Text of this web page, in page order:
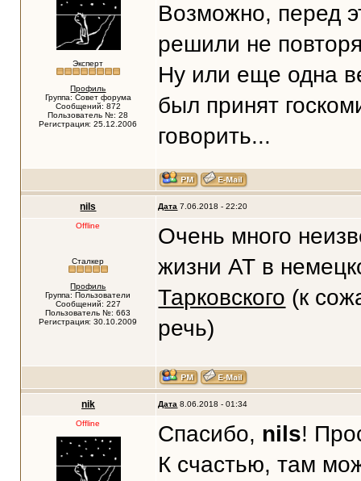
Эксперт
Профиль
Группа: Совет форума
Сообщений: 872
Пользователь №: 28
Регистрация: 25.12.2006
Возможно, перед
решили не
Ну или еще одна
был принят
говорить...
nils Дата 7.06.2018 - 22:20
Offline
Сталкер
Профиль
Группа: Пользователи
Сообщений: 227
Пользователь №: 663
Регистрация: 30.10.2009
Очень много
жизни АТ в
Тарковского (к
речь)
nik Дата 8.06.2018 - 01:34
Offline Спасибо, nils!
К счастью, там